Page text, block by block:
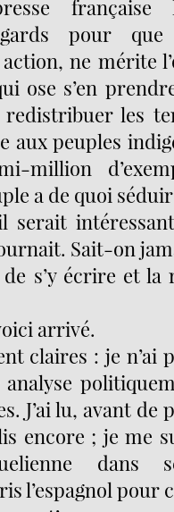
pour
ne mérite
ose s’en
les
aux peuples
million
a de quoi
serait
Sait-on
s’y écrire et la
arrivé.
claires : je n’ai
J’ai lu, avant
encore ; je me
dans
l’espagnol pour